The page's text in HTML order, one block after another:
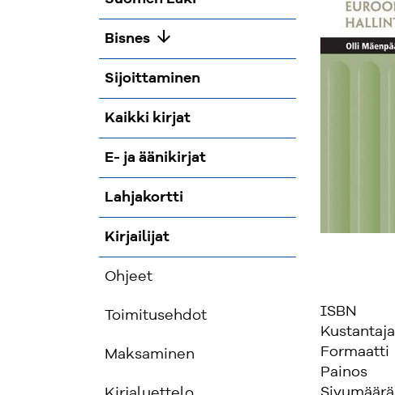
Bisnes arrow_downward
Sijoittaminen
Kaikki kirjat
E- ja äänikirjat
Lahjakortti
Kirjailijat
Ohjeet
Toimitusehdot
Maksaminen
ISBN
Kustantaja
Formaatti
Painos